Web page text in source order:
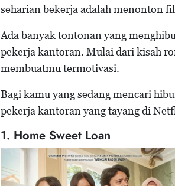
seharian bekerja adalah menonton
Ada banyak tontonan yang
pekerja kantoran. Mulai dari kisah
membuatmu termotivasi.
Bagi kamu yang sedang mencari
pekerja kantoran yang tayang di
1. Home Sweet Loan